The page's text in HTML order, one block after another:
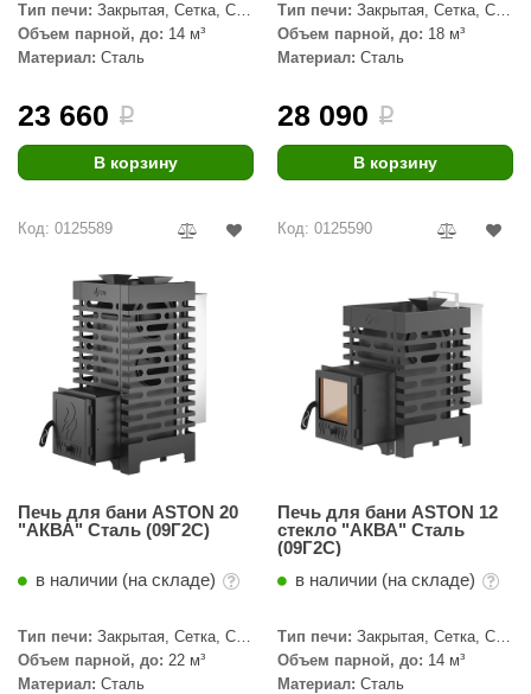
Тип печи: Закрытая, Сетка, С
паровой пушкой
Объем парной, до: 14 м³
Материал: Сталь
23 660 i
В корзину
Тип печи: Закрытая, Сетка, С
паровой пушкой
Объем парной, до: 18 м³
Материал: Сталь
28 090 i
В корзину
Код: 0125589
Печь для бани ASTON 20
"АКВА" Сталь (09Г2С)
в наличии (на складе)
Тип печи: Закрытая, Сетка, С
паровой пушкой
Объем парной, до: 22 м³
Материал: Сталь
Код: 0125590
Печь для бани ASTON 12
стекло "АКВА" Сталь
(09Г2С)
в наличии (на складе)
Тип печи: Закрытая, Сетка, С
паровой пушкой
Объем парной, до: 14 м³
Материал: Сталь